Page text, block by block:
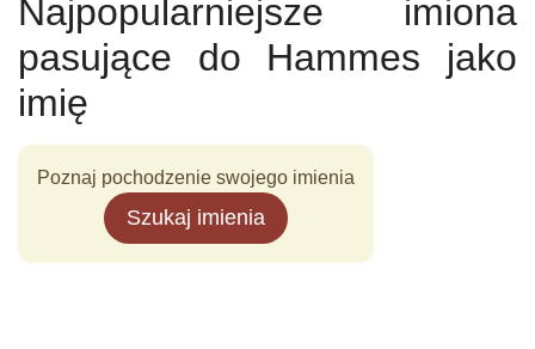
Najpopularniejsze imiona
pasujące do Hammes jako
imię
Poznaj pochodzenie swojego imienia
Szukaj imienia